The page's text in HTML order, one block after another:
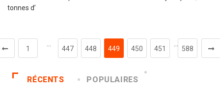
tonnes d’
1 447 448 449 450 451 588
RÉCENTS POPULAIRES